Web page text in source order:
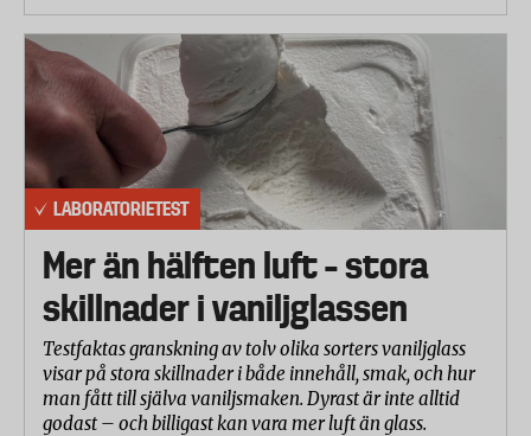
och fritidshus
2011: 70.254
2010: 78.677
2009: 62.741
2008: 57.575
2007: 61.835
2006: 63.507
2005: 64.864
Källa: Svensk försäkring
Kommenterar till statistik: Statistiken visar antalet
LABORATORIETEST
Mer än hälften luft – stora
skillnader i vaniljglassen
Testfaktas granskning av tolv olika sorters vaniljglass
visar på stora skillnader i både innehåll, smak, och hur
man fått till själva vaniljsmaken. Dyrast är inte alltid
godast – och billigast kan vara mer luft än glass.